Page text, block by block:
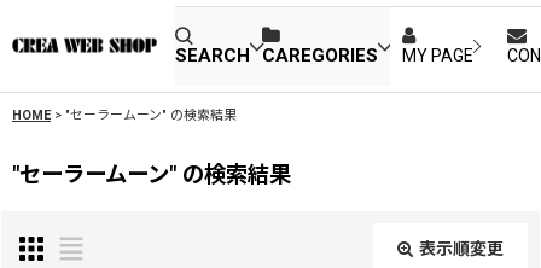
SEARCH CAREGORIES MY PAGE
HOME > "セーラームーン" の検索結果
"セーラームーン" の検索結果
表示順変更